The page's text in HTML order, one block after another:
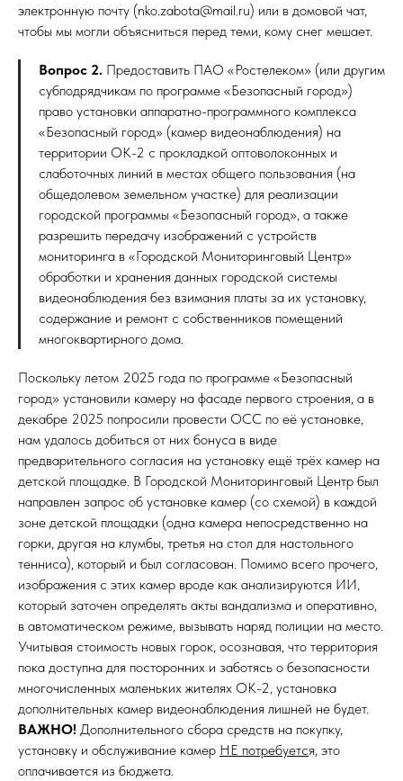
электронную почту (nko.zabota@mail.ru) или в домовой чат,
чтобы мы могли объясниться перед теми, кому снег мешает.
Вопрос 2. Предоставить ПАО «Ростелеком» (или другим
субподрядчикам по программе «Безопасный город»)
право установки аппаратно-программного комплекса
«Безопасный город» (камер видеонаблюдения) на
территории ОК-2 с прокладкой оптоволоконных и
слаботочных линий в местах общего пользования (на
общедолевом земельном участке) для реализации
городской программы «Безопасный город», а также
разрешить передачу изображений с устройств
мониторинга в «Городской Мониторинговый Центр»
обработки и хранения данных городской системы
видеонаблюдения без взимания платы за их установку,
содержание и ремонт с собственников помещений
многоквартирного дома.
Поскольку летом 2025 года по программе «Безопасный
город» установили камеру на фасаде первого строения, а в
декабре 2025 попросили провести ОСС по её установке,
нам удалось добиться от них бонуса в виде
предварительного согласия на установку ещё трёх камер на
детской площадке. В Городской Мониторинговый Центр был
направлен запрос об установке камер (со схемой) в каждой
зоне детской площадки (одна камера непосредственно на
горки, другая на клумбы, третья на стол для настольного
тенниса), который и был согласован. Помимо всего прочего,
изображения с этих камер вроде как анализируются ИИ,
который заточен определять акты вандализма и оперативно,
в автоматическом режиме, вызывать наряд полиции на место.
Учитывая стоимость новых горок, осознавая, что территория
пока доступна для посторонних и заботясь о безопасности
многочисленных маленьких жителях ОК-2, установка
дополнительных камер видеонаблюдения лишней не будет.
ВАЖНО! Дополнительного сбора средств на покупку,
установку и обслуживание камер НЕ потребуется, это
оплачивается из бюджета.